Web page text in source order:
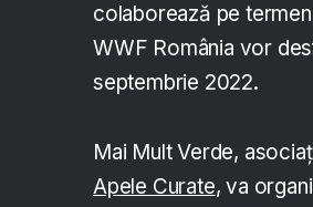
colaborează pe
WWF România vor
septembrie 2022.
Mai Mult Verde,
Apele Curate, va